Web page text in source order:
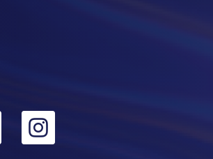
转 转